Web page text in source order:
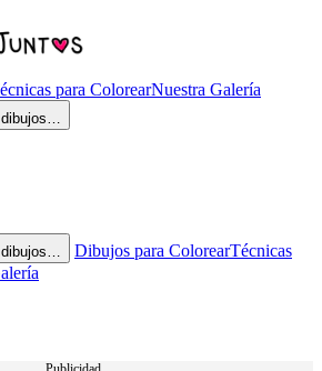
para ColorearNuestra Galería
dibujos…
dibujos… Dibujos para ColorearTécnicas